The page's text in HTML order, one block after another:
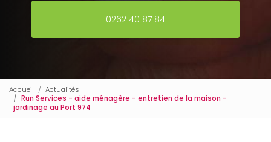
0262 40 87 84
Accueil
Actualités
Run Services - aide ménagère - entretien de la maison -
jardinage au Port 974